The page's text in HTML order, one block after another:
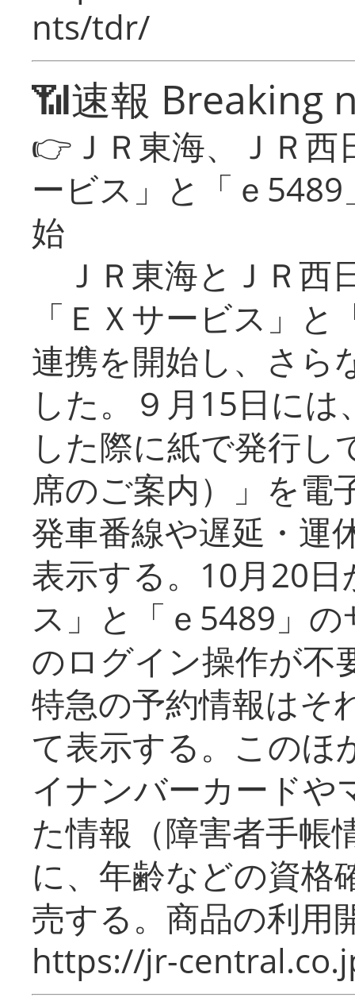
nts/tdr/
📶速報 Breaking
👉ＪＲ東海、ＪＲ
ービス」と「ｅ
始
ＪＲ東海とＪＲ西
「ＥＸサービス」
連携を開始し、さら
した。９月15日に
した際に紙で発行し
席のご案内）」を電
発車番線や遅延・運
表示する。10月20
ス」と「ｅ5489」
のログイン操作が不
特急の予約情報はそ
て表示する。このほ
イナンバーカードや
た情報（障害者手帳
に、年齢などの資格
売する。商品の利用
https://jr-